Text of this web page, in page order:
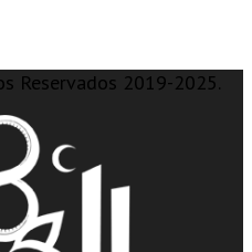
Reservados 2019-2025.